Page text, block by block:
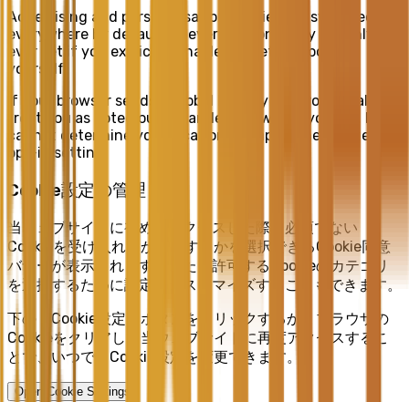
Advertising and personalisation cookies are switched off
everywhere by default, in every region. They are only
ever set if you explicitly enable marketing cookies
yourself.
If your browser sends a Global Privacy Control signal, we
treat you as opted out regardless of where you are. If we
cannot determine your location, we apply the stricter
opt-in setting.
Cookie設定の管理
当ウェブサイトに初めてアクセスした際、必須でない
Cookieを受け入れるか拒否するかを選択できるCookie同意
バナーが表示されます。また、許可するCookieのカテゴリ
を選択するために設定をカスタマイズすることもできます。
下の「Cookie設定」ボタンをクリックするか、ブラウザの
Cookieをクリアして当ウェブサイトに再度アクセスするこ
とで、いつでもCookie設定を変更できます。
Open Cookie Settings